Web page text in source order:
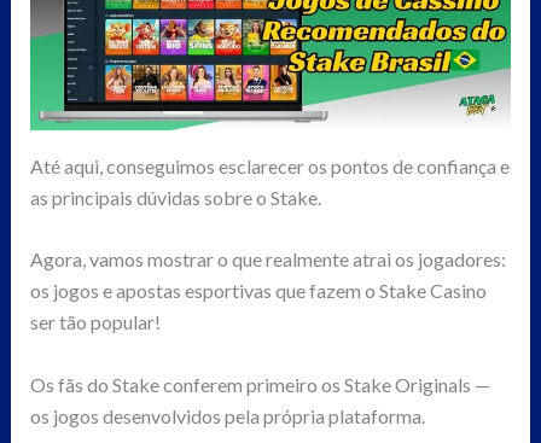
Até aqui, conseguimos esclarecer os pontos de confiança e
as principais dúvidas sobre o Stake.
Agora, vamos mostrar o que realmente atrai os jogadores:
os jogos e apostas esportivas que fazem o Stake Casino
ser tão popular!
Os fãs do Stake conferem primeiro os Stake Originals —
os jogos desenvolvidos pela própria plataforma.